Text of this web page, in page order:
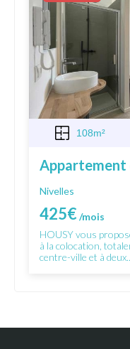
108m²
Appartement
Nivelles
425€/mois
HOUSY vous
à la colocation,
centre-ville et à